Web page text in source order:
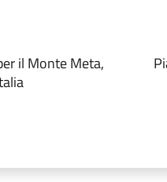
il Monte Meta,